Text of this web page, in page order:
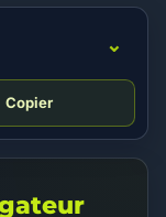
⌄
Copier